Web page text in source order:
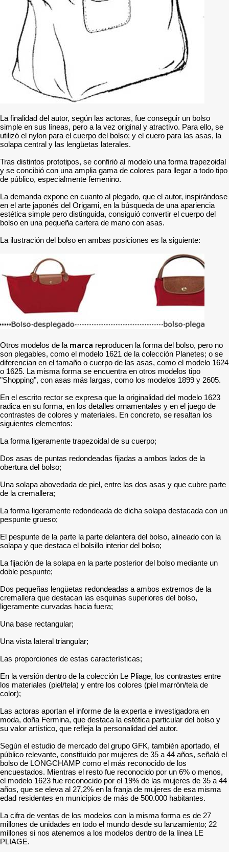
La finalidad del autor, según las actoras, fue conseguir un bolso
simple en sus líneas, pero a la vez original y atractivo. Para ello, se
utilizó el nylon para el cuerpo del bolso; y el cuero para las asas, la
solapa central y las lengüetas laterales.
Tras distintos prototipos, se confirió al modelo una forma trapezoidal
y se concibió con una amplia gama de colores para llegar a todo tipo
de público, especialmente femenino.
La demanda expone en cuanto al plegado, que el autor, inspirándose
en el arte japonés del Origami, en la búsqueda de una apariencia
estética simple pero distinguida, consiguió convertir el cuerpo del
bolso en una pequeña cartera de mano con asas.
La ilustración del bolso en ambas posiciones es la siguiente:
Otros modelos de la marca reproducen la forma del bolso, pero no
son plegables, como el modelo 1621 de la colección Planetes; o se
diferencian en el tamaño o cuerpo de las asas, como el modelo 1624
o 1625. La misma forma se encuentra en otros modelos tipo
"Shopping", con asas más largas, como los modelos 1899 y 2605.
En el escrito rector se expresa que la originalidad del modelo 1623
radica en su forma, en los detalles ornamentales y en el juego de
contrastes de colores y materiales. En concreto, se resaltan los
siguientes elementos:
La forma ligeramente trapezoidal de su cuerpo;
Dos asas de puntas redondeadas fijadas a ambos lados de la
obertura del bolso;
Una solapa abovedada de piel, entre las dos asas y que cubre parte
de la cremallera;
La forma ligeramente redondeada de dicha solapa destacada con un
pespunte grueso;
El pespunte de la parte la parte delantera del bolso, alineado con la
solapa y que destaca el bolsillo interior del bolso;
La fijación de la solapa en la parte posterior del bolso mediante un
doble pespunte;
Dos pequeñas lengüetas redondeadas a ambos extremos de la
cremallera que destacan las esquinas superiores del bolso,
ligeramente curvadas hacia fuera;
Una base rectangular;
Una vista lateral triangular;
Las proporciones de estas características;
En la versión dentro de la colección Le Pliage, los contrastes entre
los materiales (piel/tela) y entre los colores (piel marrón/tela de
color);
Las actoras aportan el informe de la experta e investigadora en
moda, doña Fermina, que destaca la estética particular del bolso y
su valor artístico, que refleja la personalidad del autor.
Según el estudio de mercado del grupo GFK, también aportado, el
público relevante, constituido por mujeres de 35 a 44 años, señaló el
bolso de LONGCHAMP como el más reconocido de los
encuestados. Mientras el resto fue reconocido por un 6% o menos,
el modelo 1623 fue reconocido por el 19% de las mujeres de 35 a 44
años, que se eleva al 27,2% en la franja de mujeres de esa misma
edad residentes en municipios de más de 500.000 habitantes.
La cifra de ventas de los modelos con la misma forma es de 27
millones de unidades en todo el mundo desde su lanzamiento; 22
millones si nos atenemos a los modelos dentro de la línea LE
PLIAGE.